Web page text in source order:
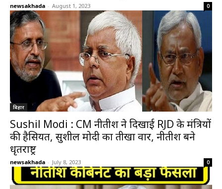
newsakhada - August 1, 2023 0
बिहार
Sushil Modi : CM नीतीश ने दिखाई RJD के मंत्रियों
की हैसियत, सुशील मोदी का तीखा वार, नीतीश बने
धृतराष्ट्र
newsakhada - July 8, 2023 0